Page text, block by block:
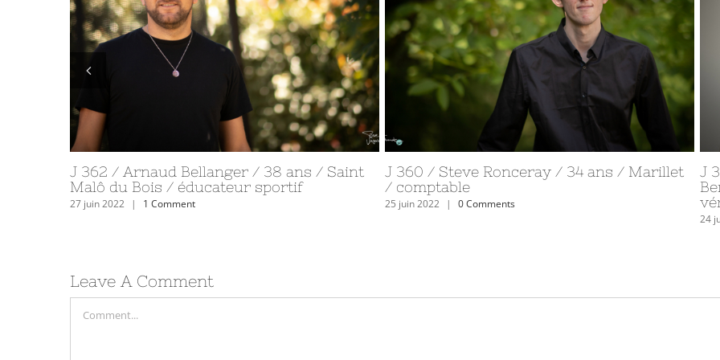
J 365 / Marie-Rose Tessier / 112 ans / Les
Sables d’Olonne / retraitée
30 juin 2022 | 9 Comments
J 364 / Léandre et Victor / 10 ans et ½ /
Saint Malô du Bois / élèves CM2
29 juin 2022 | 1 Comment
J
/
28
Comment